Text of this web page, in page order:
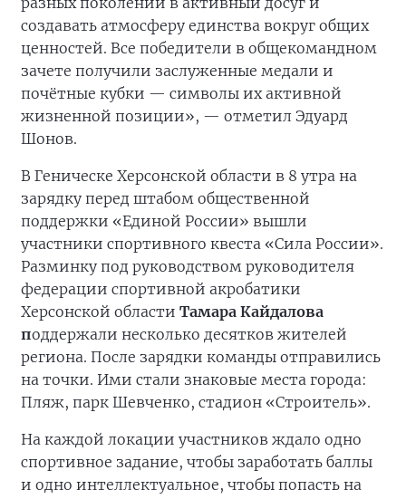
создавать атмосферу единства вокруг общих
ценностей. Все победители в общекомандном
зачете получили заслуженные медали и
почётные кубки — символы их активной
жизненной позиции», — отметил Эдуард
Шонов.
В Геническе Херсонской области в 8 утра на
зарядку перед штабом общественной
поддержки «Единой России» вышли
участники спортивного квеста «Сила России».
Разминку под руководством руководителя
федерации спортивной акробатики
Херсонской области Тамара Кайдалова
поддержали несколько десятков жителей
региона. После зарядки команды отправились
на точки. Ими стали знаковые места города:
Пляж, парк Шевченко, стадион «Строитель».
На каждой локации участников ждало одно
спортивное задание, чтобы заработать баллы
и одно интеллектуальное, чтобы попасть на